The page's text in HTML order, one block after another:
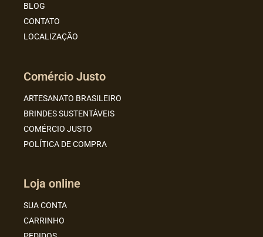
BLOG
CONTATO
LOCALIZAÇÃO
Comércio Justo
ARTESANATO BRASILEIRO
BRINDES SUSTENTÁVEIS
COMÉRCIO JUSTO
POLÍTICA DE COMPRA
Loja online
SUA CONTA
CARRINHO